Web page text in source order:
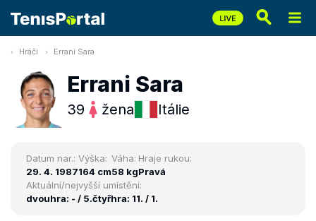
Hráči Errani Sara
Errani Sara
39 žena Itálie
Datum nar.:
29. 4. 1987
Výška:
164 cm
Váha:
58 kg
Hraje rukou:
Pravá
Aktuální/nejvyšší umístění:
dvouhra: - / 5.čtyřhra: 11. / 1.